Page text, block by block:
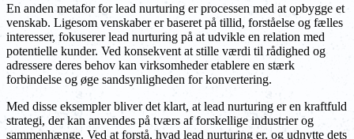
En anden metafor for lead nurturing er processen med at opbygge et
venskab. Ligesom venskaber er baseret på tillid, forståelse og fælles
interesser, fokuserer lead nurturing på at udvikle en relation med
potentielle kunder. Ved konsekvent at stille værdi til rådighed og
adressere deres behov kan virksomheder etablere en stærk
forbindelse og øge sandsynligheden for konvertering.
Med disse eksempler bliver det klart, at lead nurturing er en kraftfuld
strategi, der kan anvendes på tværs af forskellige industrier og
sammenhænge. Ved at forstå, hvad lead nurturing er, og udnytte dets